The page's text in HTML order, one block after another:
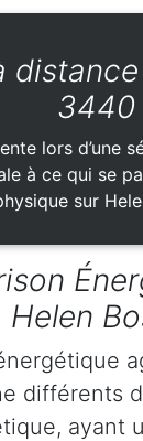
3440
lors d’une
à ce qui se
sur
Helen
différents
ayant